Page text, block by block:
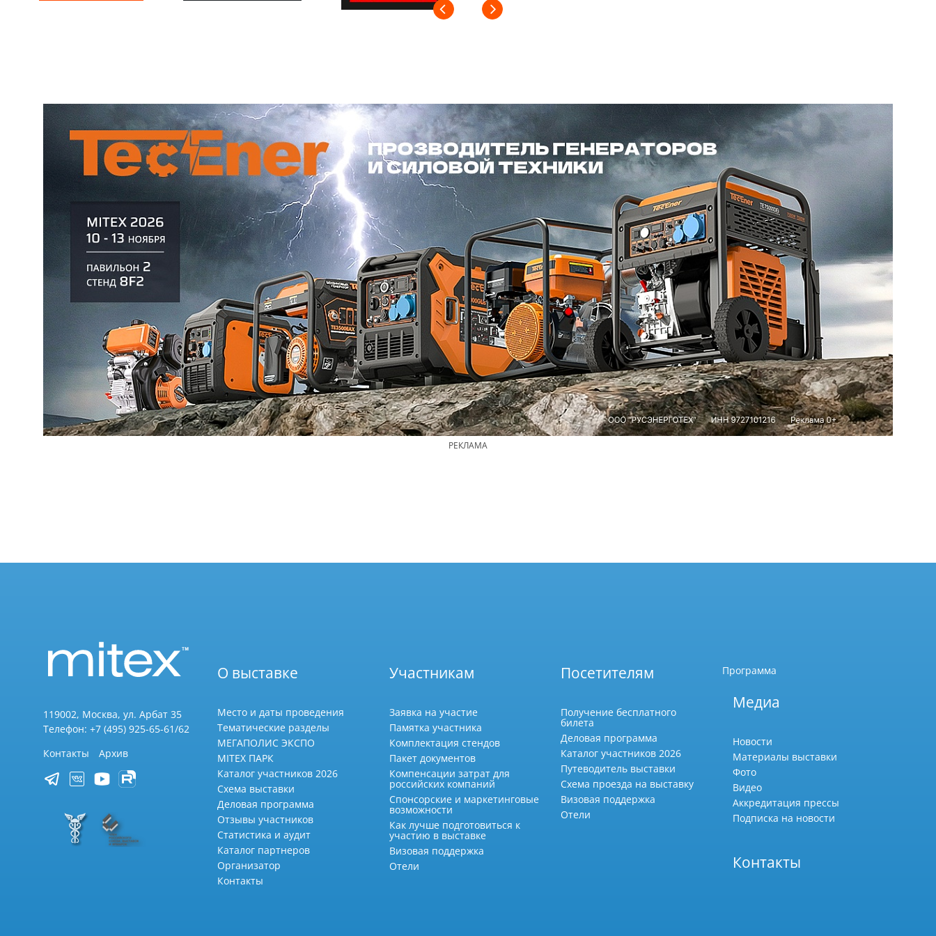
РЕКЛАМА
119002, Москва, ул. Арбат 35
Телефон: +7 (495) 925-65-61/62
Контакты
Архив
О выставке
Место и даты проведения
Тематические разделы
МЕГАПОЛИС ЭКСПО
MITEX ПАРК
Каталог участников 2026
Схема выставки
Деловая программа
Отзывы участников
Статистика и аудит
Каталог партнеров
Организатор
Контакты
Участникам
Заявка на участие
Памятка участника
Комплектация стендов
Пакет документов
Компенсации затрат для
российских компаний
Спонсорские и маркетинговые
возможности
Как лучше подготовиться к
участию в выставке
Визовая поддержка
Отели
Посетителям
Получение бесплатного
билета
Деловая программа
Каталог участников 2026
Путеводитель выставки
Схема проезда на выставку
Визовая поддержка
Отели
Программа
Медиа
Новости
Материалы выставки
Фото
Видео
Аккредитация прессы
Подписка на новости
Контакты